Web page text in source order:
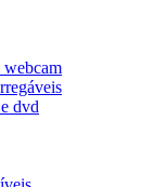
webcam
dvd